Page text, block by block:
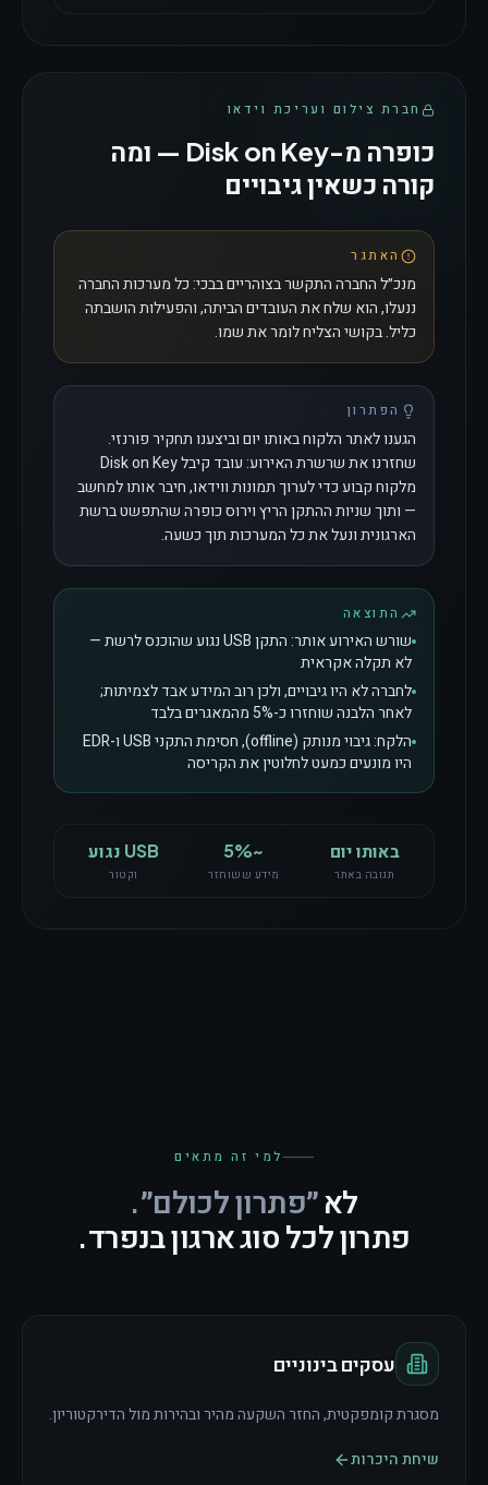
חברת צילום ועריכת וידאו
כופרה מ-Disk on Key — ומה
קורה כשאין גיבויים
האתגר
מנכ״ל החברה התקשר בצוהריים בבכי: כל מערכות החברה
ננעלו, הוא שלח את העובדים הביתה, והפעילות הושבתה
כליל. בקושי הצליח לומר את שמו.
הפתרון
הגענו לאתר הלקוח באותו יום וביצענו תחקיר פורנזי.
שחזרנו את שרשרת האירוע: עובד קיבל Disk on Key
מלקוח קבוע כדי לערוך תמונות ווידאו, חיבר אותו למחשב
— ותוך שניות ההתקן הריץ וירוס כופרה שהתפשט ברשת
הארגונית ונעל את כל המערכות תוך כשעה.
התוצאה
שורש האירוע אותר: התקן USB נגוע שהוכנס לרשת —
לא תקלה אקראית
לחברה לא היו גיבויים, ולכן רוב המידע אבד לצמיתות;
לאחר הלבנה שוחזרו כ-5% מהמאגרים בלבד
הלקח: גיבוי מנותק (offline), חסימת התקני USB ו-EDR
היו מונעים כמעט לחלוטין את הקריסה
באותו יום
תגובה באתר
~5%
מידע ששוחזר
USB נגוע
וקטור
למי זה מתאים
לא״פתרון לכולם״.
פתרון לכל סוג ארגון בנפרד.
עסקים בינוניים
מסגרת קומפקטית, החזר השקעה מהיר ובהירות מול הדירקטוריון.
שיחת היכרות